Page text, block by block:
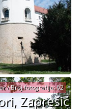
Zaprešić
/ Broj fotografija: 62